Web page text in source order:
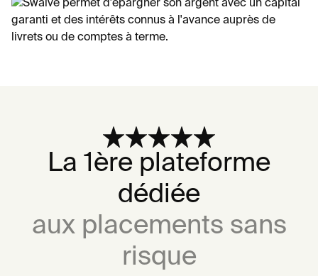
La 1ère plateforme
dédiée
aux placements sans
risque